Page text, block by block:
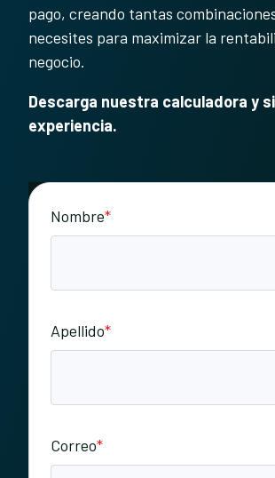
pago, creando tantas
necesites para maximizar la
negocio.
Descarga nuestra calculadora y
experiencia.
Nombre*
Apellido*
Correo*